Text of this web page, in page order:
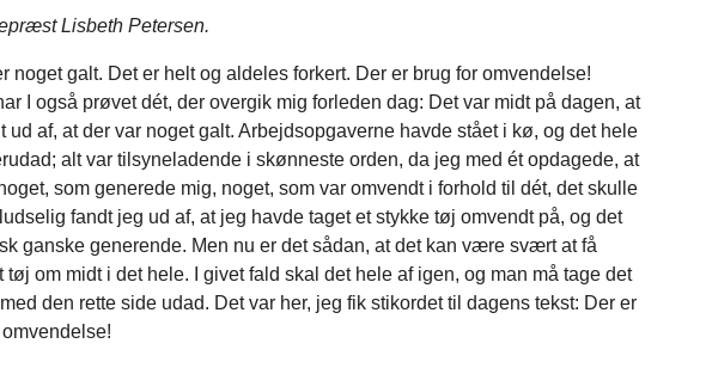
Lisbeth Petersen.
galt. Det er helt og aldeles forkert. Der er brug for omvendelse!
I også prøvet dét, der overgik mig forleden dag: Det var midt på dagen, at
ud af, at der var noget galt. Arbejdsopgaverne havde stået i kø, og det hele
alt var tilsyneladende i skønneste orden, da jeg med ét opdagede, at
som generede mig, noget, som var omvendt i forhold til dét, det skulle
fandt jeg ud af, at jeg havde taget et stykke tøj omvendt på, og det
ganske generende. Men nu er det sådan, at det kan være svært at få
tøj om midt i det hele. I givet fald skal det hele af igen, og man må tage det
den rette side udad. Det var her, jeg fik stikordet til dagens tekst: Der er
omvendelse!